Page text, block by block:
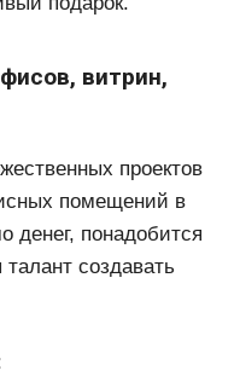
витрин,
проектов
помещений в
денег, понадобится
создавать